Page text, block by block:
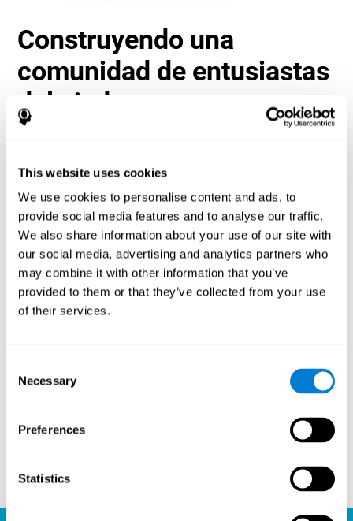
This website uses cookies
We use cookies to personalise content and ads, to
provide social media features and to analyse our traffic.
We also share information about your use of our site with
our social media, advertising and analytics partners who
may combine it with other information that you’ve
provided to them or that they’ve collected from your use
of their services.
Selection
Necessary
Preferences
Statistics
Construyendo una
comunidad de entusiastas
del ajedrez
jugadores no están aislados; son parte de una red global
introduce una dimensión social en el juego, permitiendo
a los jugadores aprender unos de otros, compartir
estrategias e incluso participar en competiciones
amistosas. La capacidad de la plataforma para conectar
a jugadores de diferentes niveles de habilidad y
ubicaciones geográficas es un testimonio del atractivo
universal del ajedrez y el poder unificador de la
tecnología.
CogniFit es tu destino ideal para aprender, jugar y crecer.
Juega ajedrez en línea, aprende gratis y observa cómo
tus habilidades alcanzan nuevas alturas. Con CogniFit,
liberando todo el potencial de tu cerebro.